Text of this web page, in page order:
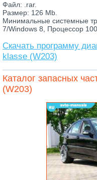
Файл: .rar.
Размер: 126 Mb.
Минимальные системные
7/Windows 8, Процессор
Скачать программу
klasse (W203)
Каталог запасных
(W203)